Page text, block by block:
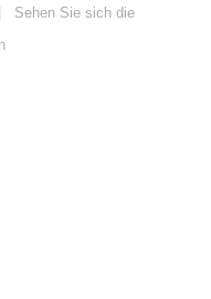
Sehen Sie sich die